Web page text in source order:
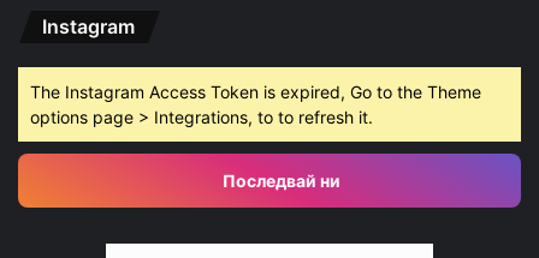
Instagram
The Instagram Access Token is expired, Go to the Theme
options page > Integrations, to to refresh it.
Последвай ни